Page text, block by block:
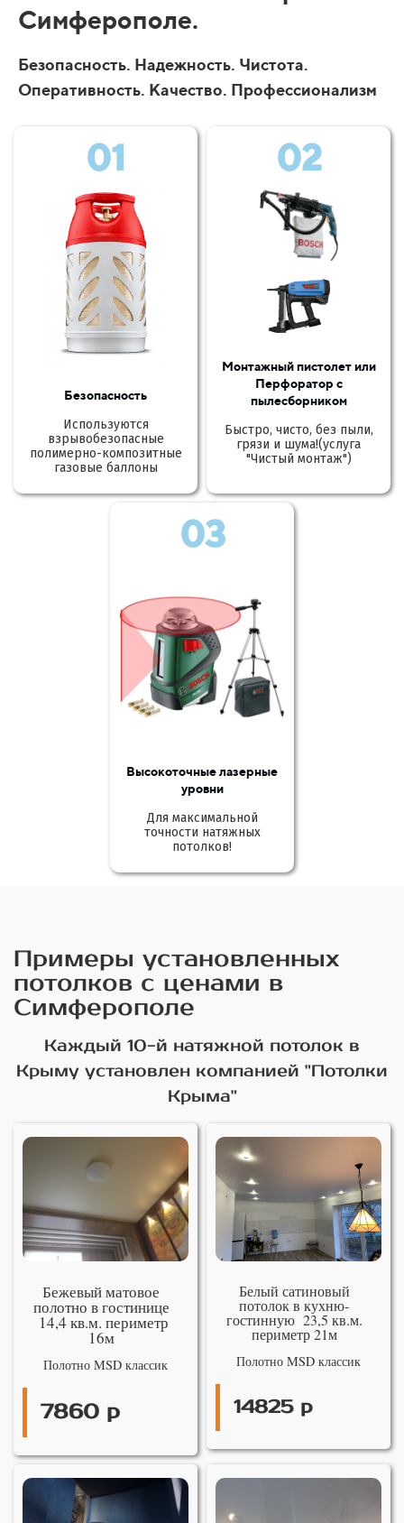
Симферополе.
Безопасность. Надежность. Чистота.
Оперативность. Качество. Профессионализм
01
Безопасность
Используются
взрывобезопасные
полимерно-композитные
газовые баллоны
02
Монтажный пистолет или
Перфоратор с
пылесборником
Быстро, чисто, без пыли,
грязи и шума!(услуга
"Чистый монтаж")
03
Высокоточные лазерные
уровни
Для максимальной
точности натяжных
потолков!
Примеры установленных
потолков с ценами в
Симферополе
Каждый 10-й натяжной потолок в
Крыму установлен компанией "Потолки
Крыма"
Бежевый матовое
полотно в гостинице
14,4 кв.м. периметр
16м
Полотно MSD классик
7860 р
Белый сатиновый
потолок в кухню-
гостинную 23,5 кв.м.
периметр 21м
Полотно MSD классик
14825 р